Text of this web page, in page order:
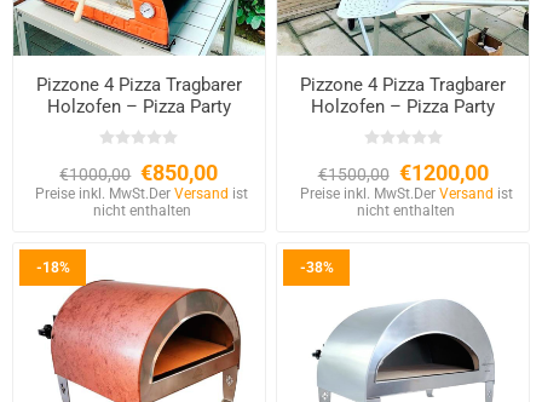
Pizzone 4 Pizza Tragbarer
Holzofen – Pizza Party
€1000,00 €850,00
Preise inkl. MwSt.DerVersand ist
nicht enthalten
Pizzone 4 Pizza Tragbarer
Holzofen – Pizza Party
€1500,00 €1200,00
Preise inkl. MwSt.Der Versand ist
nicht enthalten
-18% -38%